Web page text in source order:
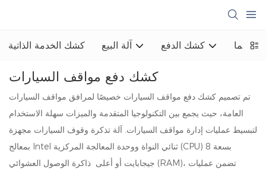
كشك الخدمة الذاتية آلة البيع كشك الدفع
كشك دفع مواقف السيارات
تم تصميم كشك دفع مواقف السيارات خصيصًا لمرافق مواقف السيارات
العامة، حيث يجمع بين التكنولوجيا المتقدمة والميزات سهلة الاستخدام
لتبسيط عمليات إدارة مواقف السيارات. آلة تذكرة وقوف السيارات مجهزة
بمعالج Intel ثنائي النواة ووحدة المعالجة المركزية (CPU) بسعة 8
جيجابايت أو أعلى ذاكرة الوصول العشوائي (RAM)، تضمن عمليات